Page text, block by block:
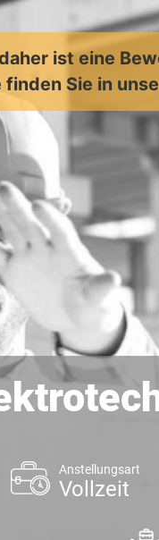
ist eine
Sie in
Anstellungsart
Vollzeit